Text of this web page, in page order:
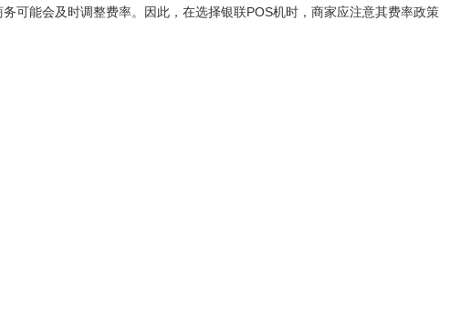
能会及时调整费率。因此，在选择银联POS机时，商家应注意其费率政策